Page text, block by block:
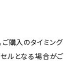
購入のタイミング
ルとなる場合がご